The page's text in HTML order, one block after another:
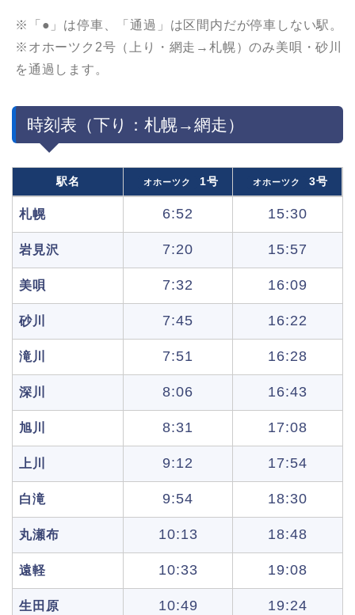
※「●」は停車、「通過」は区間内だが停車しない駅。
※オホーツク2号（上り・網走→札幌）のみ美唄・砂川
を通過します。
時刻表（下り：札幌→網走）
駅名 オホーツク 1号 オホーツク 3号
札幌 6:52 15:30
岩見沢 7:20 15:57
美唄 7:32 16:09
砂川 7:45 16:22
滝川 7:51 16:28
深川 8:06 16:43
旭川 8:31 17:08
上川 9:12 17:54
白滝 9:54 18:30
丸瀬布 10:13 18:48
遠軽 10:33 19:08
生田原 10:49 19:24